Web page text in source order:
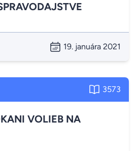
19. januára 2021
3573
VOLIEB NA